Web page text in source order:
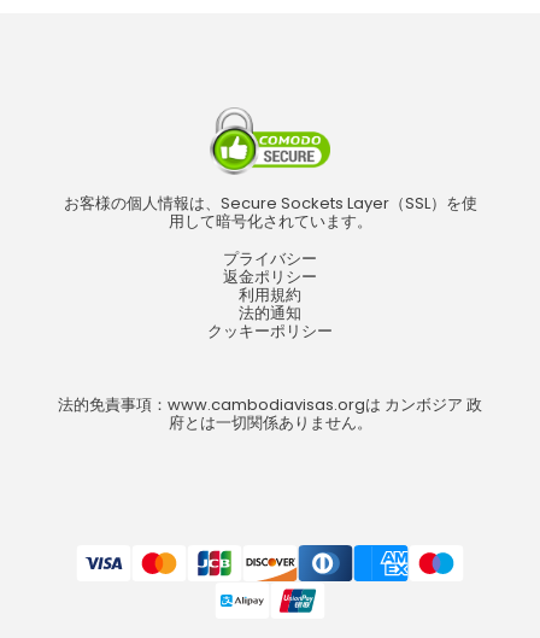
お客様の個人情報は、Secure Sockets Layer（SSL）を使
用して暗号化されています。
プライバシー
返金ポリシー
利用規約
法的通知
クッキーポリシー
法的免責事項：www.cambodiavisas.orgは カンボジア 政
府とは一切関係ありません。